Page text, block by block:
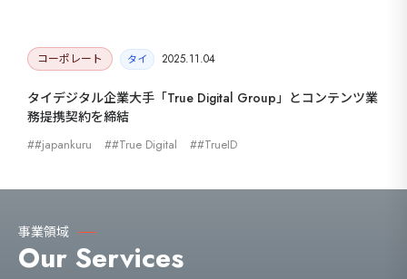
コーポレート タイ 2025.11.04
タイデジタル企業大手「True Digital Group」とコンテンツ業
務提携契約を締結
#japankuru #True Digital #TrueID
事業領域
Our Services